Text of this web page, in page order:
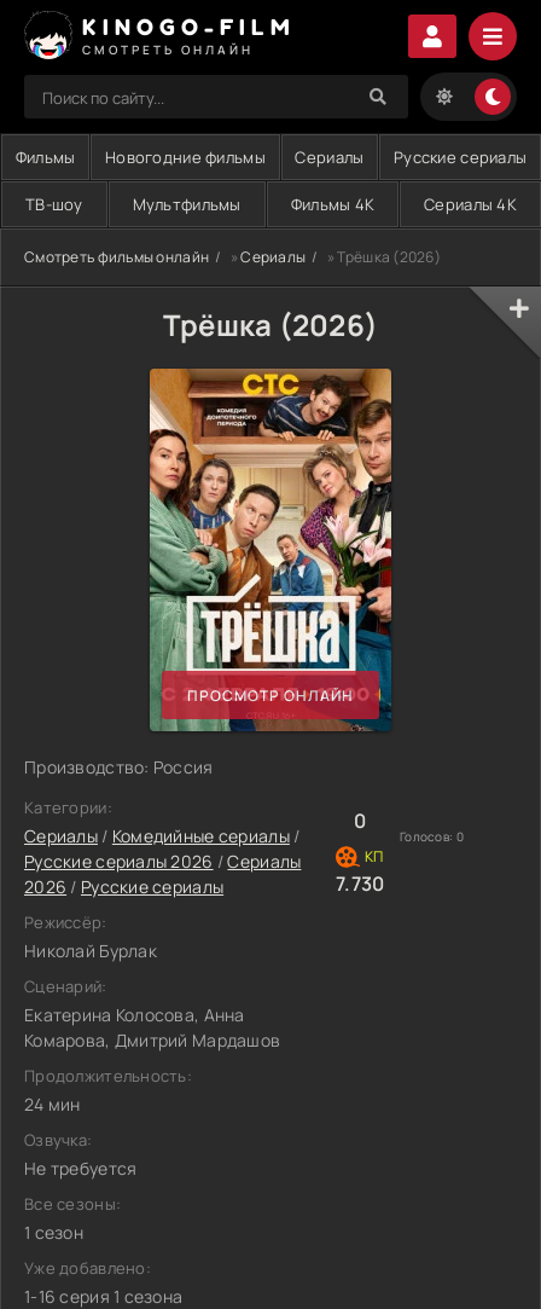
KINOGO-FILM
СМОТРЕТЬ ОНЛАЙН
Фильмы Новогодние фильмы Сериалы Русские сериалы
ТВ-шоу Мультфильмы Фильмы 4K Сериалы 4K
Смотреть фильмы онлайн »Сериалы » Трёшка (2026)
Трёшка (2026)
ПРОСМОТР ОНЛАЙН
Производство: Россия
Категории:
Сериалы/ Комедийные сериалы/
Русские сериалы 2026 /Сериалы
2026 / Русские сериалы
Режиссёр:
Николай Бурлак
Сценарий:
Екатерина Колосова, Анна
Комарова, Дмитрий Мардашов
Продолжительность:
24 мин
Озвучка:
Не требуется
Все сезоны:
1 сезон
Уже добавлено:
1-16 серия 1 сезона
0
Голосов: 0
7.730